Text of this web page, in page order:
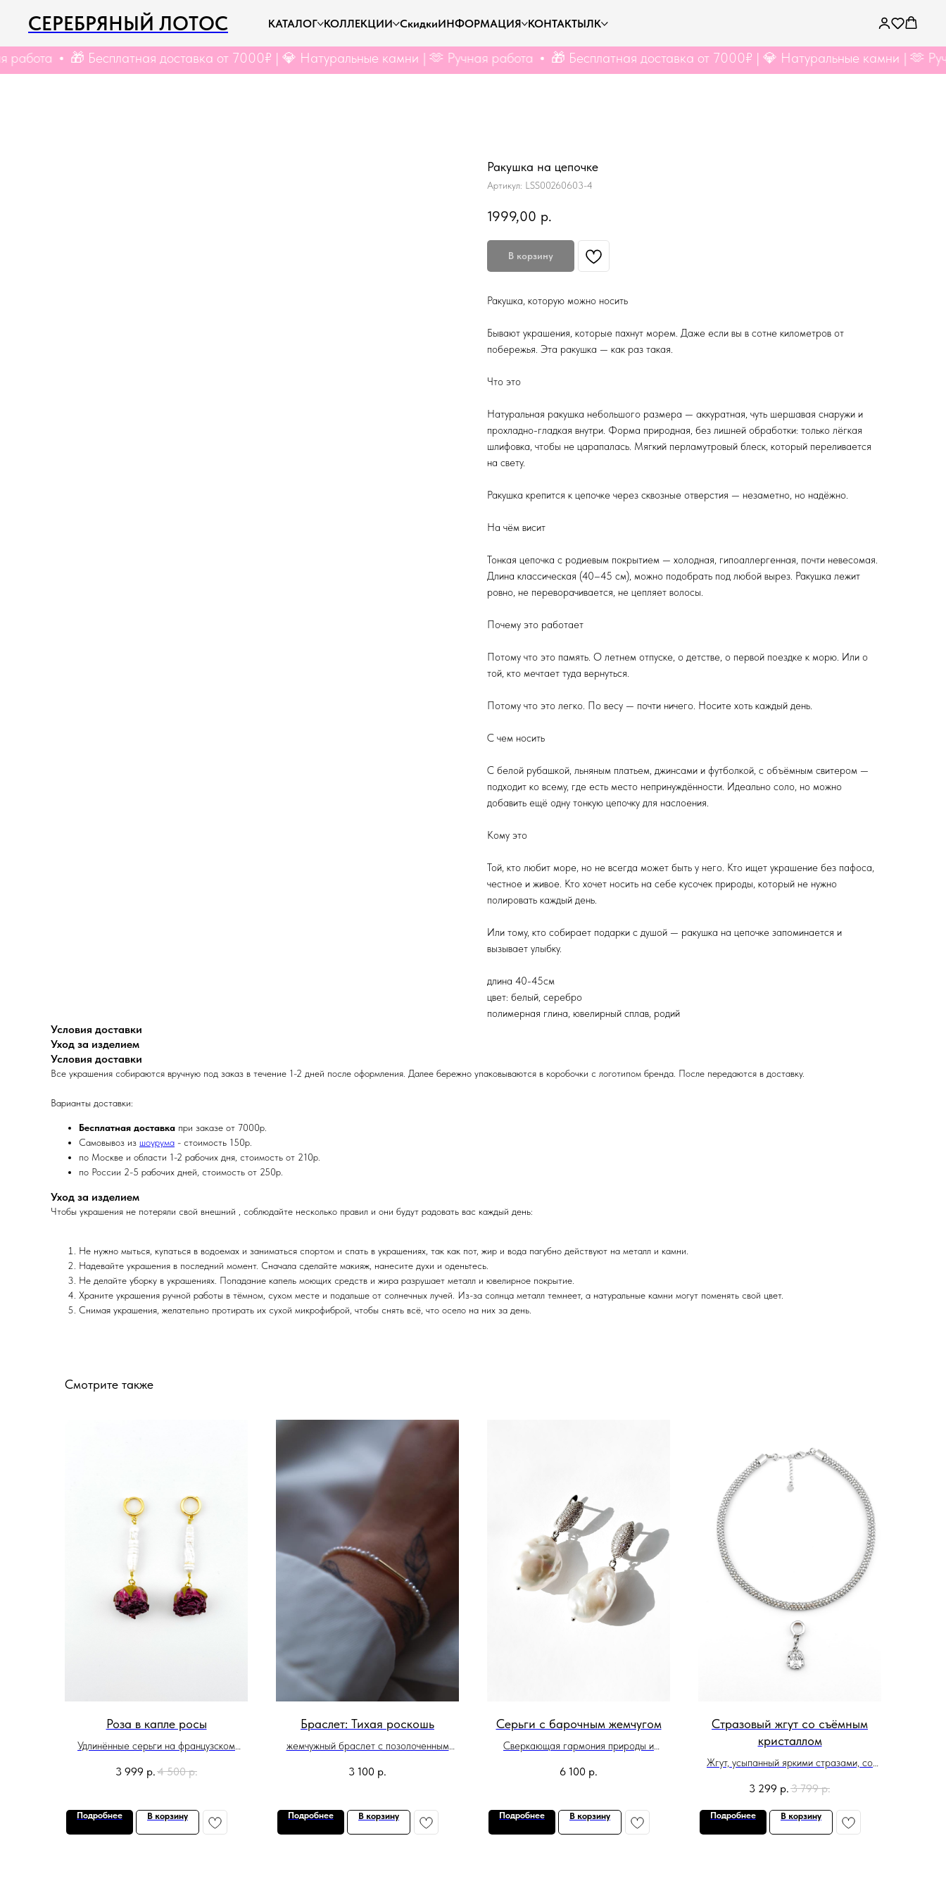
СЕРЕБРЯНЫЙ ЛОТОС КАТАЛОГ КОЛЛЕКЦИИ СкидкиИНФОРМАЦИЯ КОНТАКТЫЛК
🎁 Бесплатная доставка от 7000₽ | 💎 Натуральные камни | 🫶 Ручная работа 🎁 Бесплатная доставка от 7000₽ | 💎 Натуральные камни | 🫶 Ручная
Ракушка на цепочке
Артикул: LSS00260603-4
1999,00 р.
В корзину
Ракушка, которую можно носить
Бывают украшения, которые пахнут морем. Даже если вы в сотне километров от
побережья. Эта ракушка — как раз такая.
Что это
Натуральная ракушка небольшого размера — аккуратная, чуть шершавая снаружи и
прохладно-гладкая внутри. Форма природная, без лишней обработки: только лёгкая
шлифовка, чтобы не царапалась. Мягкий перламутровый блеск, который переливается
на свету.
Ракушка крепится к цепочке через сквозные отверстия — незаметно, но надёжно.
На чём висит
Тонкая цепочка с родиевым покрытием — холодная, гипоаллергенная, почти невесомая.
Длина классическая (40–45 см), можно подобрать под любой вырез. Ракушка лежит
ровно, не переворачивается, не цепляет волосы.
Почему это работает
Потому что это память. О летнем отпуске, о детстве, о первой поездке к морю. Или о
той, кто мечтает туда вернуться.
Потому что это легко. По весу — почти ничего. Носите хоть каждый день.
С чем носить
С белой рубашкой, льняным платьем, джинсами и футболкой, с объёмным свитером —
подходит ко всему, где есть место непринуждённости. Идеально соло, но можно
добавить ещё одну тонкую цепочку для наслоения.
Кому это
Той, кто любит море, но не всегда может быть у него. Кто ищет украшение без пафоса,
честное и живое. Кто хочет носить на себе кусочек природы, который не нужно
полировать каждый день.
Или тому, кто собирает подарки с душой — ракушка на цепочке запоминается и
вызывает улыбку.
длина 40-45см
цвет: белый, серебро
полимерная глина, ювелирный сплав, родий
Условия доставки
Уход за изделием
Условия доставки
Все украшения собираются вручную под заказ в течение 1-2 дней после оформления. Далее бережно упаковываются в коробочки с логотипом бренда. После передаются в доставку.
Варианты доставки:
Бесплатная доставка при заказе от 7000р.
Самовывоз из шоурума - стоимость 150р.
по Москве и области 1-2 рабочих дня, стоимость от 210р.
по России 2-5 рабочих дней, стоимость от 250р.
Уход за изделием
Чтобы украшения не потеряли свой внешний , соблюдайте несколько правил и они будут радовать вас каждый день:
Не нужно мыться, купаться в водоемах и заниматься спортом и спать в украшениях, так как пот, жир и вода пагубно действуют на металл и камни.
Надевайте украшения в последний момент. Сначала сделайте макияж, нанесите духи и оденьтесь.
Не делайте уборку в украшениях. Попадание капель моющих средств и жира разрушает металл и ювелирное покрытие.
Храните украшения ручной работы в тёмном, сухом месте и подальше от солнечных лучей. Из-за солнца металл темнеет, а натуральные камни могут поменять свой цвет.
Снимая украшения, желательно протирать их сухой микрофиброй, чтобы снять всё, что осело на них за день.
Смотрите также
Роза в капле росы
Удлинённые серьги на французском
застывшие в прозрачной эпоксидной
палочки.
3 999 р.4 500 р.
Подробнее В корзину
Браслет: Тихая роскошь
жемчужный браслет с позолоченным
3 100 р.
Подробнее В корзину
Серьги с барочным жемчугом
Сверкающая гармония природы и
6 100 р.
Подробнее В корзину
Стразовый жгут со съёмным
кристаллом
Жгут, усыпанный яркими стразами, со
серебро
3 299 р. 3 799 р.
Подробнее В корзину